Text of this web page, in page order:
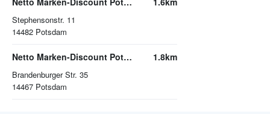
Stephensonstr. 11
14482 Potsdam
Netto Marken-Discount Potsdam
Brandenburger Str. 35
14467 Potsdam
1.8km